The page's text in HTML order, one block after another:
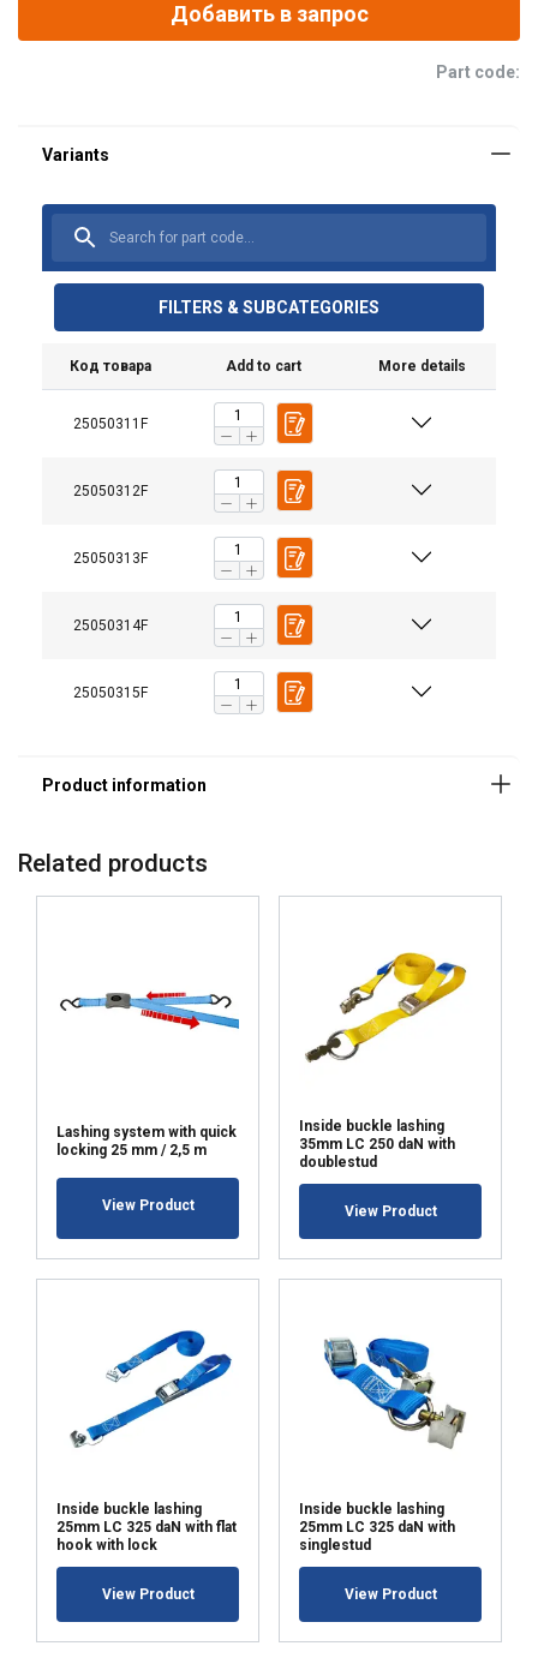
Добавить в запрос
Part code:
FILTERS & SUBCATEGORIES
Код товара Add to cart More details
25050311F
25050312F
25050313F
25050314F
25050315F
Material:
Standard:
Related products
Lashing system with quick
locking 25 mm / 2,5 m
View Product
Inside buckle lashing
35mm LC 250 daN with
doublestud
View Product
Inside buckle lashing
25mm LC 325 daN with flat
hook with lock
View Product
Inside buckle lashing
25mm LC 325 daN with
singlestud
View Product
ENGLISH TRANSLATION
Ta strona używa plików
personalizacji treści, reklam i analizy
naszego ruchu. Udostępniamy również
informacje o tym, jak korzystasz z naszej
innymi informacjami, które im
przekazałeś lub które zebrali w wyniku
korzystania przez Ciebie z ich usług.
Polityka prywatności
Targetowanie Funkcjonalność
AKCEPTUJ WSZYSTKIE